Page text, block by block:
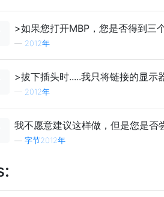
>如果您打开MBP，您是否得到三
— 2012年
>拔下插头时.....我只将链接的显示
— 2012年
我不愿意建议这样做，但是您是否
字节2012年